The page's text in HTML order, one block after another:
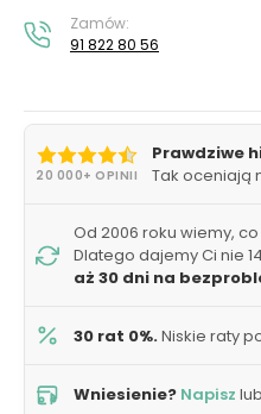
Zamów:
91 822 80 56
20 000+ OPINII
Prawdziwe
Tak oceniają
Od 2006 roku wiemy,
Dlatego dajemy Ci nie
aż 30 dni na
30 rat 0%.Niskie raty
Wniesienie? Napisz lub